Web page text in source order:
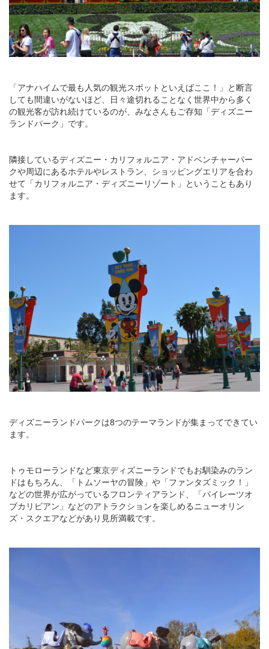
「アナハイムで最も人気の観光スポットといえばここ！」と断言
しても間違いがないほど、日々途切れることなく世界中から多く
の観光客が訪れ続けているのが、みなさんもご存知「ディズニー
ランドパーク」です。
隣接しているディズニー・カリフォルニア・アドベンチャーパー
クや周辺にあるホテルやレストラン、ショッピングエリアを合わ
せて「カリフォルニア・ディズニーリゾート」ということもあり
ます。
ディズニーランドパークは8つのテーマランドが集まってできてい
ます。
トゥモローランドなど東京ディズニーランドでもお馴染みのラン
ドはもちろん、「トムソーヤの冒険」や「ファンタズミック！」
などの世界が広がっているフロンティアランド、「パイレーツオ
ブカリビアン」などのアトラクションを楽しめるニューオリン
ズ・スクエアなどがあり見所満載です。